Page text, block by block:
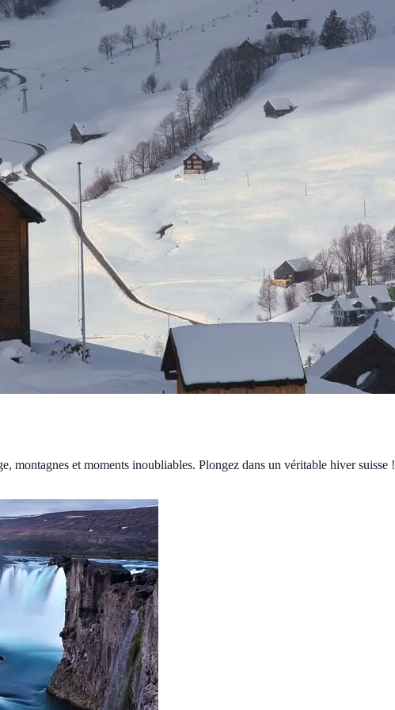
montagnes et moments inoubliables. Plongez dans un véritable hiver suisse !